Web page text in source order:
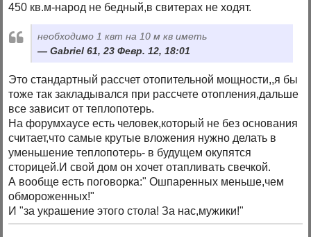
450 кв.м-народ не бедный,в свитерах не ходят.
необходимо 1 квт на 10 м кв иметь
Gabriel 61, 23 Февр. 12, 18:01
Это стандартный рассчет отопительной мощности,,я бы
тоже так закладывался при рассчете отопления,дальше
все зависит от теплопотерь.
На форумхаусе есть человек,который не без основания
считает,что самые крутые вложения нужно делать в
уменьшение теплопотерь- в будущем окупятся
сторицей.И свой дом он хочет отапливать свечкой.
А вообще есть поговорка:" Ошпаренных меньше,чем
обмороженных!"
И "за украшение этого стола! За нас,мужики!"